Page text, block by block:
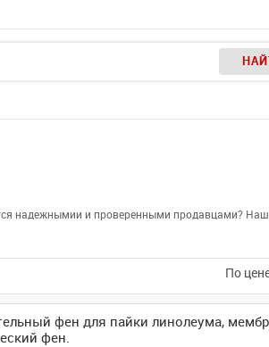
надежнымии и проверенными продавцами?
По
фен для пайки линолеума,
фен.